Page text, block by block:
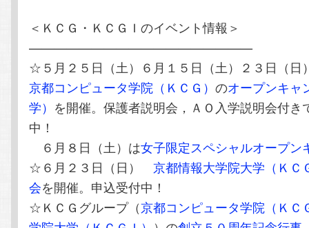
＜ＫＣＧ・ＫＣＧＩのイベント情報＞
——————————————————
☆５月２５日（土）６月１５日（土）２３日（
京都コンピュータ学院（ＫＣＧ）のオープンキャ
学） を開催。保護者説明会，ＡＯ入学説明会付き
中！
６月８日（土）は女子限定スペシャルオープン
☆６月２３日（日）京都情報大学院大学（ＫＣ
会を開催。申込受付中！
☆ＫＣＧグループ（京都コンピュータ学院（ＫＣ